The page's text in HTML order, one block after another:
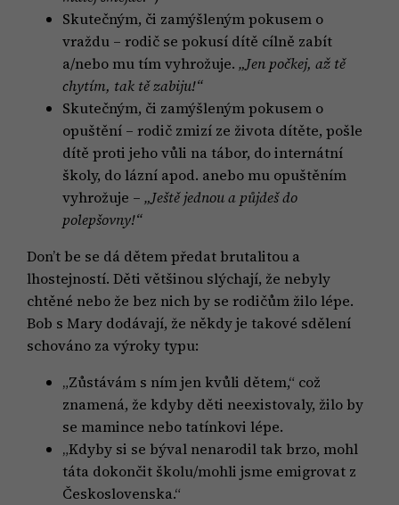
Skutečným, či zamýšleným pokusem o
vraždu – rodič se pokusí dítě cílně zabít
a/nebo mu tím vyhrožuje.„Jen počkej, až tě
chytím, tak tě zabiju!“
Skutečným, či zamýšleným pokusem o
opuštění – rodič zmizí ze života dítěte, pošle
dítě proti jeho vůli na tábor, do internátní
školy, do lázní apod. anebo mu opuštěním
vyhrožuje –„Ještě jednou a půjdeš do
polepšovny!“
Don’t be se dá dětem předat brutalitou a
lhostejností. Děti většinou slýchají, že nebyly
chtěné nebo že bez nich by se rodičům žilo lépe.
Bob s Mary dodávají, že někdy je takové sdělení
schováno za výroky typu:
„Zůstávám s ním jen kvůli dětem,“ což
znamená, že kdyby děti neexistovaly, žilo by
se mamince nebo tatínkovi lépe.
„Kdyby si se býval nenarodil tak brzo, mohl
táta dokončit školu/mohli jsme emigrovat z
Československa.“